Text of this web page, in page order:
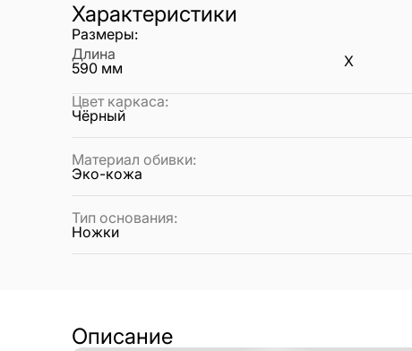
Характеристики
Размеры:
Длина
590 мм X
Цвет каркаса:
Чёрный
Материал обивки:
Эко-кожа
Тип основания:
Ножки
Описание